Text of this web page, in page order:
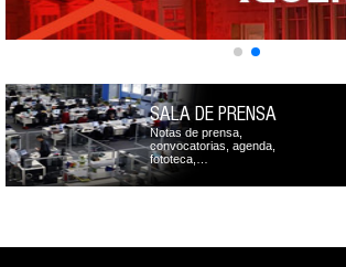
SALA DE PRENSA
Notas de prensa,
convocatorias, agenda,
fototeca,…